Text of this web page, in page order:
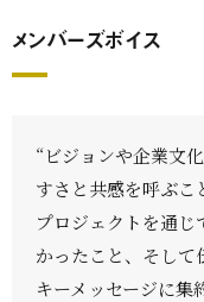
メンバーズボイス
“ビジョンや企業文
すさと共感を呼ぶこ
プロジェクトを通
かったこと、そして
キーメッセージに集